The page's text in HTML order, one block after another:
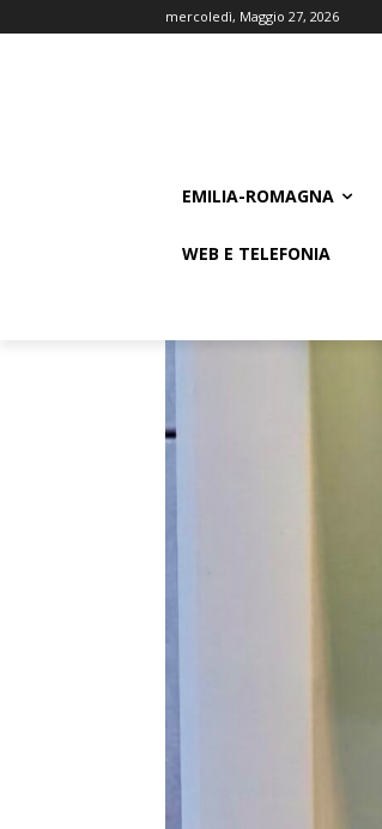
mercoledì, Maggio 27, 2026
EMILIA-ROMAGNA
WEB E TELEFONIA